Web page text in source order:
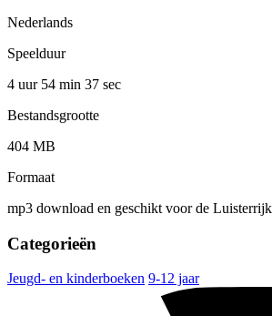
Nederlands
Speelduur
4 uur 54 min 37 sec
Bestandsgrootte
404 MB
Formaat
mp3 download en geschikt voor de
Categorieën
Jeugd- en kinderboeken 9-12 jaar